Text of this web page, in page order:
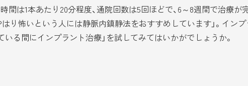
は1本あたり20分程度、通院回数は5回ほどで、6～8週間で治療が
り怖いという人には静脈内鎮静法をおすすめしています」。イン
る間にインプラント治療」を試してみてはいかがでしょうか。